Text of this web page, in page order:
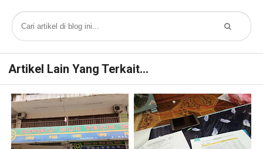
Artikel Lain Yang Terkait...